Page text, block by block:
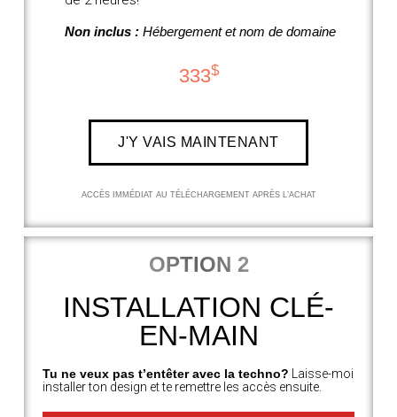
Non inclus : Hébergement et nom de domaine
333$
J'Y VAIS MAINTENANT
ACCÈS IMMÉDIAT AU TÉLÉCHARGEMENT APRÈS L’ACHAT
OPTION 2
INSTALLATION CLÉ-
EN-MAIN
Tu ne veux pas t’entêter avec la techno? Laisse-moi
installer ton design et te remettre les accès ensuite.